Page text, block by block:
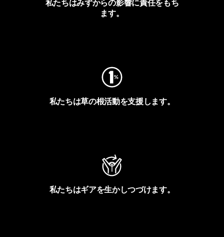
私たちはみずからの影響に責任をもち
ます。
私たちは草の根活動を支援します。
私たちはギアを生かしつづけます。